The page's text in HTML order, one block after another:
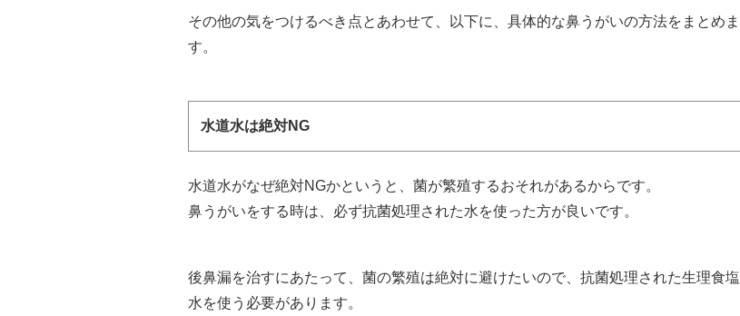
その他の気をつけるべき点とあわせて、以下に、具体的な鼻うがいの方法をまとめま
す。
水道水は絶対NG
水道水がなぜ絶対NGかというと、菌が繁殖するおそれがあるからです。
鼻うがいをする時は、必ず抗菌処理された水を使った方が良いです。
後鼻漏を治すにあたって、菌の繁殖は絶対に避けたいので、抗菌処理された生理食塩
水を使う必要があります。